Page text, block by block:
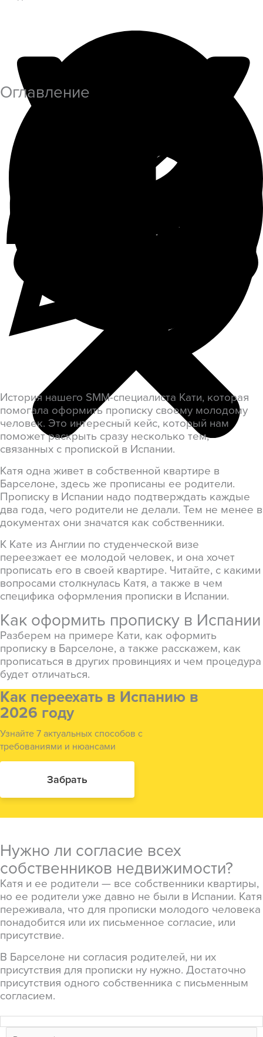
Оглавление
История нашего SMM-специалиста Кати, которая
помогала оформить прописку своему молодому
человек. Это интересный кейс, который нам
поможет раскрыть сразу несколько тем,
связанных с пропиской в Испании.
Катя одна живет в собственной квартире в
Барселоне, здесь же прописаны ее родители.
Прописку в Испании надо подтверждать каждые
два года, чего родители не делали. Тем не менее в
документах они значатся как собственники.
К Кате из Англии по студенческой визе
переезжает ее молодой человек, и она хочет
прописать его в своей квартире. Читайте, с какими
вопросами столкнулась Катя, а также в чем
специфика оформления прописки в Испании.
Как оформить прописку в Испании
Разберем на примере Кати, как оформить
прописку в Барселоне, а также расскажем, как
прописаться в других провинциях и чем процедура
будет отличаться.
Как переехать в Испанию в
2026 году
Узнайте 7 актуальных способов с
требованиями и нюансами
Забрать
Нужно ли согласие всех
собственников недвижимости?
Катя и ее родители — все собственники квартиры,
но ее родители уже давно не были в Испании. Катя
переживала, что для прописки молодого человека
понадобится или их письменное согласие, или
присутствие.
В Барселоне ни согласия родителей, ни их
присутствия для прописки ну нужно. Достаточно
присутствия одного собственника с письменным
согласием.